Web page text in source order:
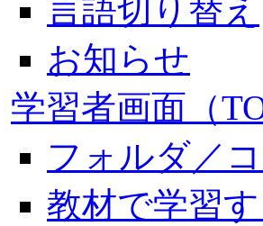
言語切り替え
お知らせ
学習者画面（
フォルダ／
教材で学習